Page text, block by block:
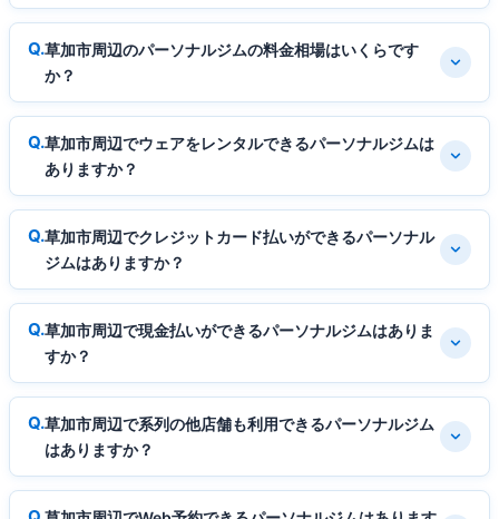
草加市周辺のパーソナルジムの料金相場はいくらです
か？
草加市周辺でウェアをレンタルできるパーソナルジムは
ありますか？
草加市周辺でクレジットカード払いができるパーソナル
ジムはありますか？
草加市周辺で現金払いができるパーソナルジムはありま
すか？
草加市周辺で系列の他店舗も利用できるパーソナルジム
はありますか？